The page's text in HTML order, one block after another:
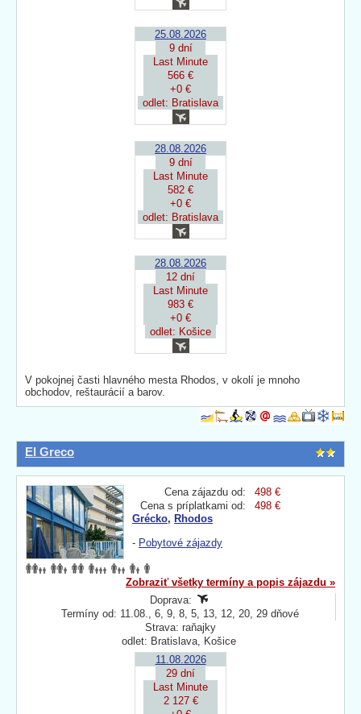
25.08.2026
9 dní
Last Minute
566 €
+0 €
odlet: Bratislava
28.08.2026
9 dní
Last Minute
582 €
+0 €
odlet: Bratislava
28.08.2026
12 dní
Last Minute
983 €
+0 €
odlet: Košice
V pokojnej časti hlavného mesta Rhodos, v okolí je mnoho
obchodov, reštaurácií a barov.
El Greco
Cena zájazdu od:
498 €
Cena s príplatkami od:
498 €
Grécko, Rhodos
- Pobytové zájazdy
Zobraziť všetky termíny a popis zájazdu »
Doprava:
Termíny od: 11.08., 6, 9, 8, 5, 13, 12, 20, 29 dňové
Strava: raňajky
odlet: Bratislava, Košice
11.08.2026
29 dní
Last Minute
2 127 €